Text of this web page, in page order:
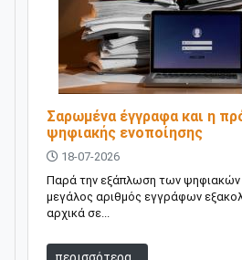
Σαρωμένα έγγραφα και η
ψηφιακής ενοποίησης
18-07-2026
Παρά την εξάπλωση των ψηφιακών
μεγάλος αριθμός εγγράφων
αρχικά σε...